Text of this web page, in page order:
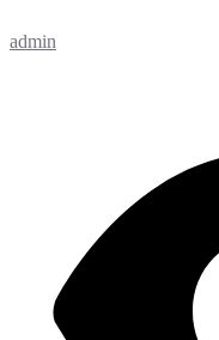
admin